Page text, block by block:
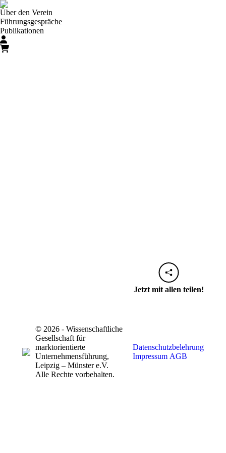
Über den Verein
Führungsgespräche
Publikationen
Jetzt mit allen teilen!
© 2026 - Wissenschaftliche
Gesellschaft für
marktorientierte
Unternehmensführung,
Leipzig – Münster e.V.
Alle Rechte vorbehalten.
Datenschutzbelehrung
Impressum AGB